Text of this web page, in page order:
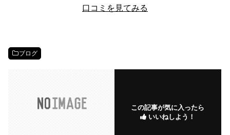
口コミを見てみる
ブログ
この記事が気に入ったら
いいねしよう！